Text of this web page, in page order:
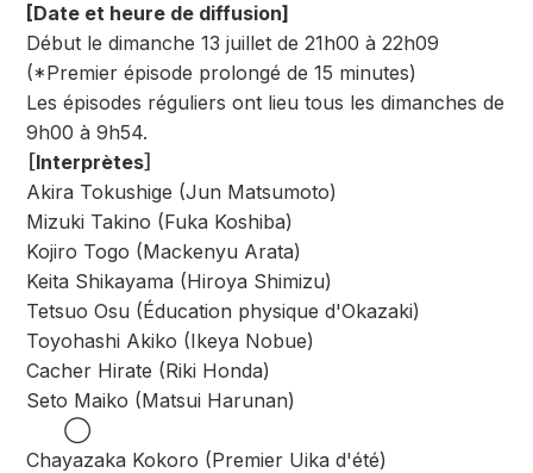
[Date et heure de diffusion]
Début le dimanche 13 juillet de 21h00 à 22h09
(*Premier épisode prolongé de 15 minutes)
Les épisodes réguliers ont lieu tous les dimanches de
9h00 à 9h54.
［Interprètes］
Akira Tokushige (Jun Matsumoto)
Mizuki Takino (Fuka Koshiba)
Kojiro Togo (Mackenyu Arata)
Keita Shikayama (Hiroya Shimizu)
Tetsuo Osu (Éducation physique d'Okazaki)
Toyohashi Akiko (Ikeya Nobue)
Cacher Hirate (Riki Honda)
Seto Maiko (Matsui Harunan)
◯
Chayazaka Kokoro (Premier Uika d'été)